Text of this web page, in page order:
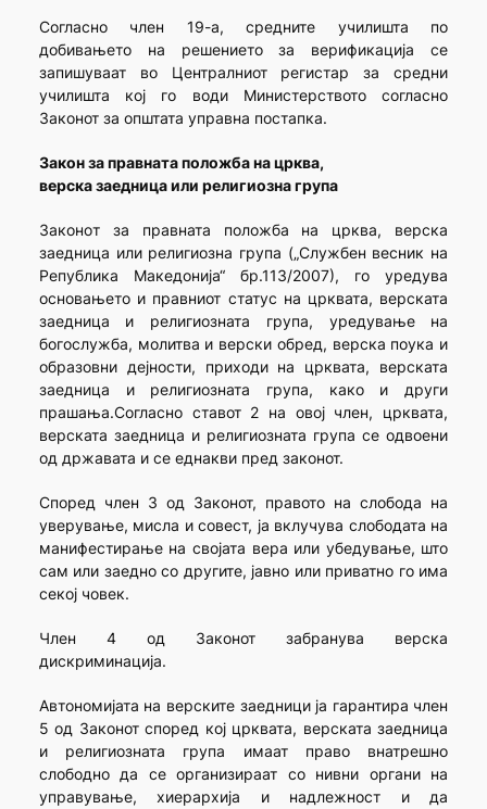
Согласно член 19-а, средните училишта по
добивањето на решението за верификација се
запишуваат во Централниот регистар за средни
училишта кој го води Министерството согласно
Законот за општата управна постапка.
Закон за правната положба на црква,
верска заедница или религиозна група
Законoт за правната положба на црква, верска
заедница или религиозна група („Службен весник на
Република Македонија“ бр.113/2007), го уредува
основањето и правниот статус на црквата, верската
заедница и религиозната група, уредување на
богослужба, молитва и верски обред, верска поука и
образовни дејности, приходи на црквата, верската
заедница и религиозната група, како и други
прашања.Согласно ставот 2 на овој член, црквата,
верската заедница и религиозната група се одвоени
од државата и се еднакви пред законот.
Според член 3 од Законот, правото на слобода на
уверување, мисла и совест, ја вклучува слободата на
манифестирање на својата вера или убедување, што
сам или заедно со другите, јавно или приватно го има
секој човек.
Член 4 од Законот забранува верска
дискриминација.
Автономијата на верските заедници ја гарантира член
5 од Законот според кој црквата, верската заедница
и религиозната група имаат право внатрешно
слободно да се организираат со нивни органи на
управување, хиерархија и надлежност и да